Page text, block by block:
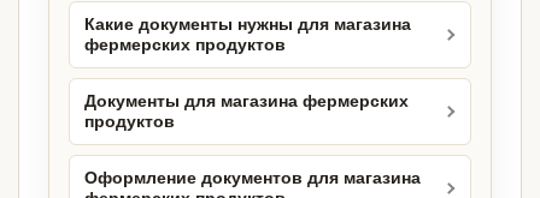
Какие документы нужны для магазина
фермерских продуктов
Документы для магазина фермерских
продуктов
Оформление документов для магазина